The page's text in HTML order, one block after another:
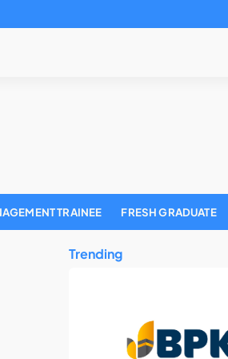
TRAINEE FRESH GRADUATE
Trending